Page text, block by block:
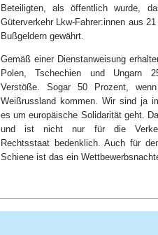
Beteiligten, als öffentlich wurde,
Güterverkehr Lkw-Fahrer:innen aus
Bußgeldern gewährt.
Gemäß einer Dienstanweisung
Polen, Tschechien und Ungarn
Verstöße. Sogar 50 Prozent,
Weißrussland kommen. Wir sind ja
es um europäische Solidarität geht.
und ist nicht nur für die
Rechtsstaat bedenklich. Auch für
Schiene ist das ein